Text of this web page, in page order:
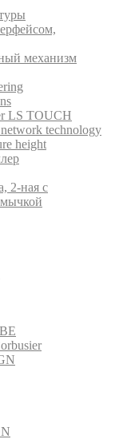
механизм
LS TOUCH
technology
height
2-ная с